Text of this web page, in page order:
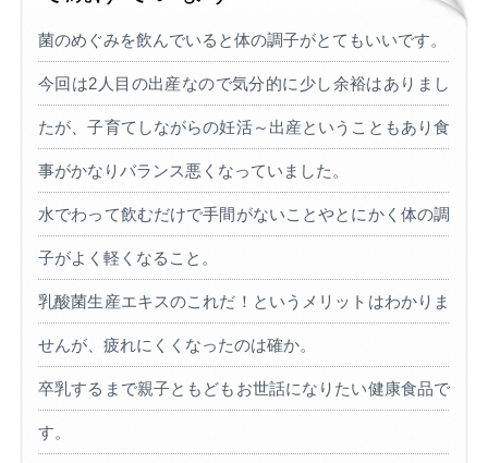
菌のめぐみを飲んでいると体の調子がとてもいいです。
今回は2人目の出産なので気分的に少し余裕はありまし
たが、子育てしながらの妊活～出産ということもあり食
事がかなりバランス悪くなっていました。
水でわって飲むだけで手間がないことやとにかく体の調
子がよく軽くなること。
乳酸菌生産エキスのこれだ！というメリットはわかりま
せんが、疲れにくくなったのは確か。
卒乳するまで親子ともどもお世話になりたい健康食品で
す。